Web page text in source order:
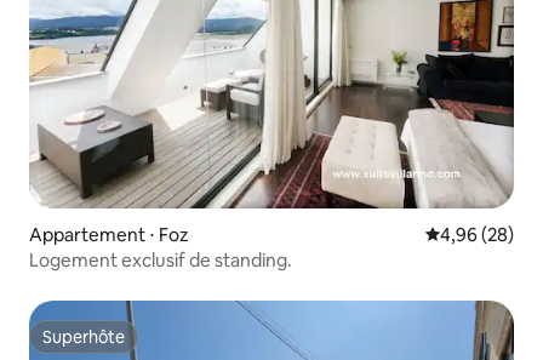
Appartement ⋅ Foz Évaluation
4,96 (28)
Logement exclusif de standing.
Superhôte
Superhôte